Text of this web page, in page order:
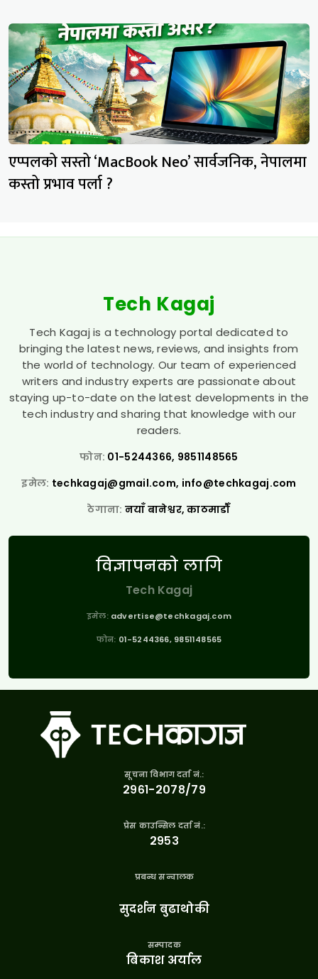
एप्पलको सस्तो ‘MacBook Neo’ सार्वजनिक, नेपालमा
कस्तो प्रभाव पर्ला ?
Tech Kagaj
Tech Kagaj is a technology portal dedicated to
bringing the latest news, reviews, and insights from
the world of technology. Our team of experienced
writers and industry experts are passionate about
staying up-to-date on the latest developments in the
tech industry and sharing that knowledge with our
readers.
फोन: 01-5244366, 9851148565
इमेल: techkagaj@gmail.com, info@techkagaj.com
ठेगाना: नयाँ बानेश्वर, काठमाडौँ
विज्ञापनको लागि
Tech Kagaj
इमेल: advertise@techkagaj.com
फोन: 01-5244366, 9851148565
सूचना विभाग दर्ता नं.:
२९६१-२०७८/७९
प्रेस काउन्सिल दर्ता नं.:
२९५३
प्रबन्ध सन्चालक
सुदर्शन बुढाथोकी
सम्पादक
बिकाश अर्याल